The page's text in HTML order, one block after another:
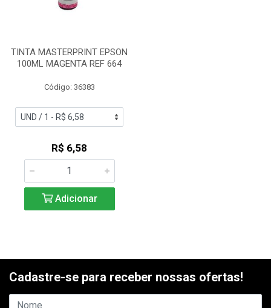
TINTA MASTERPRINT EPSON
100ML MAGENTA REF 664
Código: 36383
R$ 6,58
Adicionar
Cadastre-se para receber nossas ofertas!